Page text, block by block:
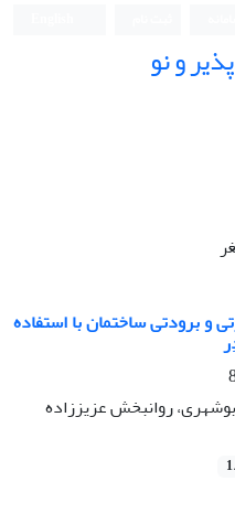
و نو
و برودتی ساختمان با استفاده
روانبخش عزیززاده